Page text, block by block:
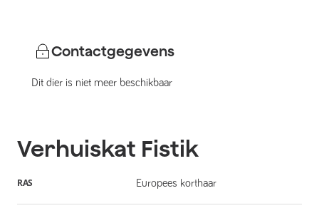
Contactgegevens
Dit dier is niet meer beschikbaar
Verhuiskat Fistik
RAS Europees korthaar